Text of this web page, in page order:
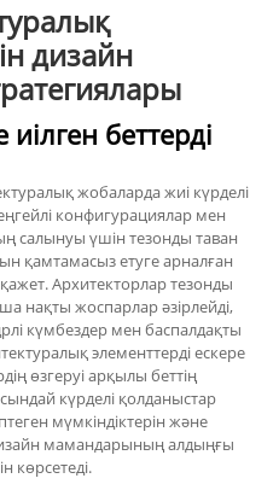
дизайн
беттерді
жобаларда жиі күрделі
конфигурациялар мен
салынуы үшін тезонды таван
қамтамасыз етуге арналған
Архитекторлар тезонды
нақты жоспарлар әзірлейді,
күмбездер мен баспалдақты
элементтерді ескере
өзгеруі арқылы беттің
күрделі қолданыстар
мүмкіндіктерін және
мамандарының алдыңғы
көрсетеді.